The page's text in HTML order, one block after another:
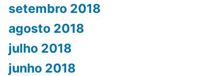
setembro 2018
agosto 2018
julho 2018
junho 2018